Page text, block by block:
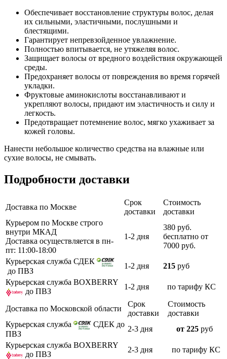
Обеспечивает восстановление структуры волос, делая
их сильными, эластичными, послушными и
блестящими.
Гарантирует непревзойденное увлажнение.
Полностью впитывается, не утяжеляя волос.
Защищает волосы от вредного воздействия окружающей
среды.
Предохраняет волосы от повреждения во время горячей
укладки.
Фруктовые аминокислоты восстанавливают и
укрепляют волосы, придают им эластичность и силу и
легкость.
Предотвращает потемнение волос, мягко ухаживает за
кожей головы.
Нанести небольшое количество средства на влажные или
сухие волосы, не смывать.
Подробности доставки
Доставка по Москве
Срок
доставки
Стоимость
доставки
Курьером по Москве строго
внутри МКАД
Доставка осуществляется в пн-
пт: 11:00-18:00
1-2 дня
380 руб.
бесплатно от
7000 руб.
Курьерская служба СДЕК
до ПВЗ
1-2 дня 215 руб
Курьерская служба BOXBERRY
до ПВЗ
1-2 дня по тарифу КС
Доставка по Московской области
Срок
доставки
Стоимость
доставки
Курьерская служба
СДЕК до
ПВЗ
2-3 дня от 225 руб
Курьерская служба BOXBERRY
до ПВЗ
2-3 дня по тарифу КС